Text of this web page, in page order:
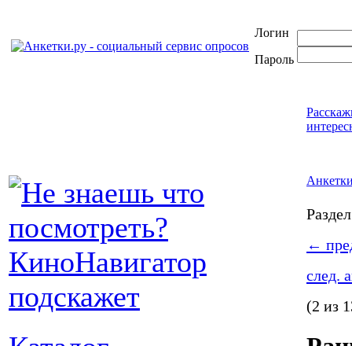
Логин
Пароль
←
след.
(2 из